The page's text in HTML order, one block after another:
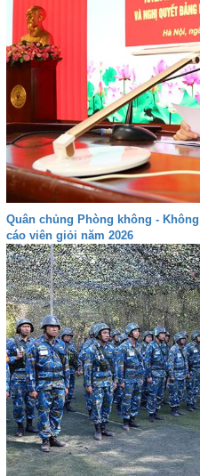
Quân chủng Phòng không -
cáo viên giỏi năm 2026